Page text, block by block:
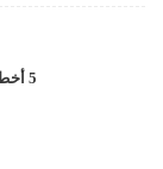
5 أخطاء في التنظيف تجذب الغبار إلى المنزل